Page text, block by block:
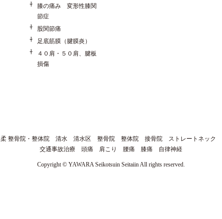
膝の痛み 変形性膝関
節症
股関節痛
足底筋膜（腱膜炎）
４０肩・５０肩、腱板
損傷
柔 整骨院・整体院 清水 清水区 整骨院 整体院 接骨院 ストレートネック
交通事故治療 頭痛 肩こり 腰痛 膝痛 自律神経
Copyright © YAWARA Seikotsuin Seitaiin All rights reserved.